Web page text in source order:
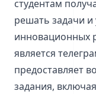
студентам
решать задачи
инновационных
является
предоставляет
задания,